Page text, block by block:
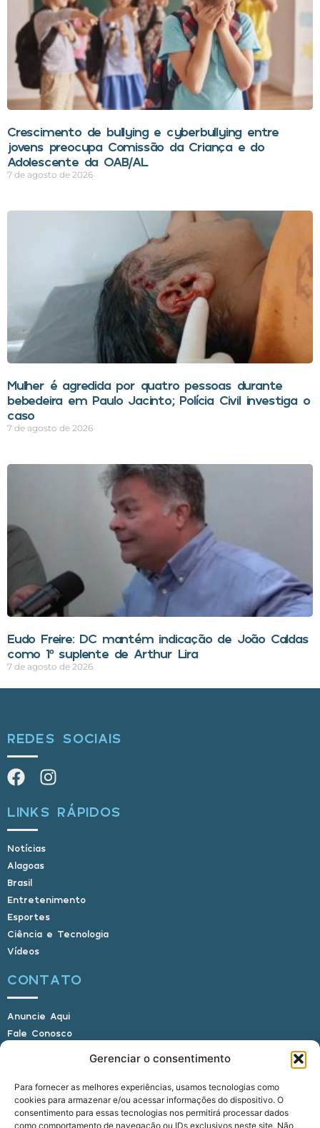
Gerenciar o consentimento
Para fornecer as melhores experiências, usamos tecnologias como
cookies para armazenar e/ou acessar informações do dispositivo. O
consentimento para essas tecnologias nos permitirá processar dados
como comportamento de navegação ou IDs exclusivos neste site. Não
Crescimento de bullying e cyberbullying entre
jovens preocupa Comissão da Criança e do
Adolescente da OAB/AL
7 de agosto de 2026
Mulher é agredida por quatro pessoas durante
bebedeira em Paulo Jacinto; Polícia Civil investiga o
caso
7 de agosto de 2026
Eudo Freire: DC mantém indicação de João Caldas
como 1º suplente de Arthur Lira
7 de agosto de 2026
REDES SOCIAIS
LINKS RÁPIDOS
Notícias
Alagoas
Brasil
Entretenimento
Esportes
Ciência e Tecnologia
Vídeos
CONTATO
Anuncie Aqui
Fale Conosco
E-mail: alagoasbrasilnoticias@gmail.com